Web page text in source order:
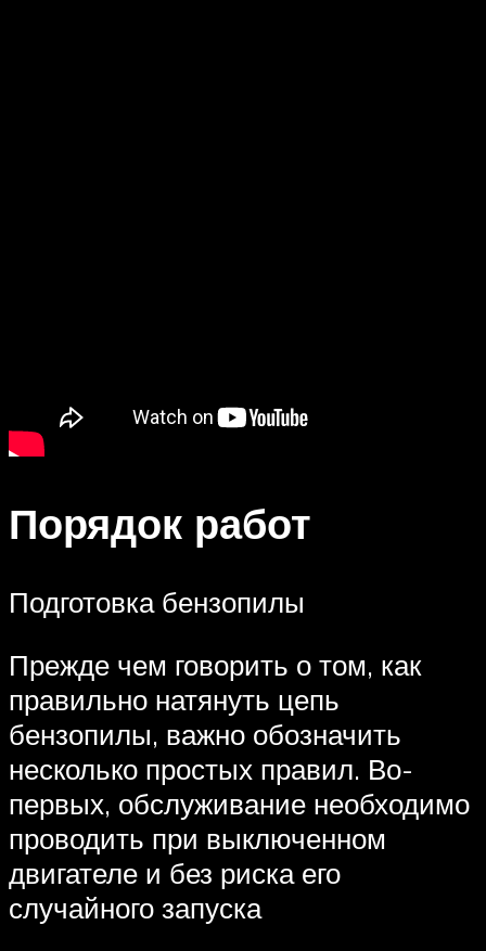
Порядок работ
Подготовка бензопилы
Прежде чем говорить о том, как
правильно натянуть цепь
бензопилы, важно обозначить
несколько простых правил. Во-
первых, обслуживание необходимо
проводить при выключенном
двигателе и без риска его
случайного запуска